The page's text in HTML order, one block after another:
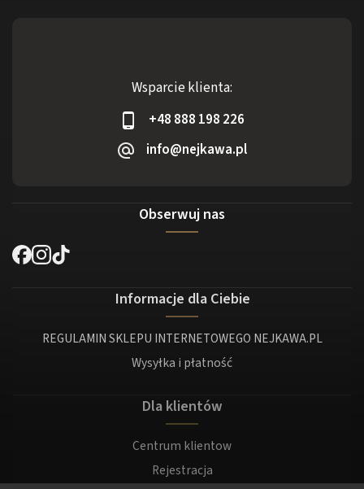
Wsparcie klienta:
+48 888 198 226
info@nejkawa.pl
Obserwuj nas
Informacje dla Ciebie
REGULAMIN SKLEPU INTERNETOWEGO NEJKAWA.PL
Wysyłka i płatność
Dla klientów
Centrum klientow
Rejestracja